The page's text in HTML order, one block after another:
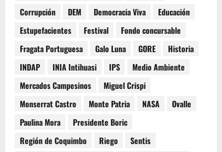
Corrupción
DEM Democracia Viva
Educación
Estupefacientes
Festival
Fondo concursable
Fragata Portuguesa
Galo Luna GORE
Historia
INDAP
INIA Intihuasi IPS
Medio Ambiente
Mercados Campesinos
Miguel Crispi
Monserrat Castro
Monte Patria NASA
Ovalle
Paulina Mora
Presidente Boric
Región de Coquimbo
Riego
Sentis